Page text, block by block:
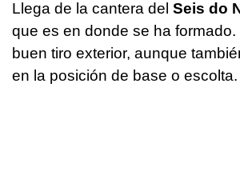
Llega de la cantera del Seis do
que es en donde se ha
buen tiro exterior, aunque
en la posición de base o escolta.